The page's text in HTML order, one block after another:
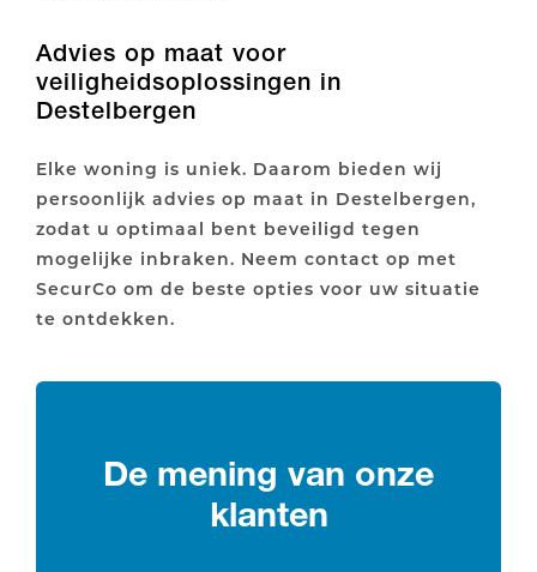
Advies op maat voor
veiligheidsoplossingen in
Destelbergen
Elke woning is uniek. Daarom bieden wij
persoonlijk advies op maat in Destelbergen,
zodat u optimaal bent beveiligd tegen
mogelijke inbraken. Neem contact op met
SecurCo om de beste opties voor uw situatie
te ontdekken.
De mening van onze
klanten